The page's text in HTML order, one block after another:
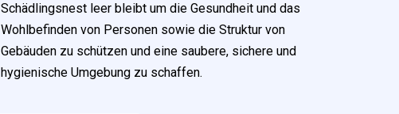
Schädlingsnest leer bleibt um die Gesundheit und das
Wohlbefinden von Personen sowie die Struktur von
Gebäuden zu schützen und eine saubere, sichere und
hygienische Umgebung zu schaffen.